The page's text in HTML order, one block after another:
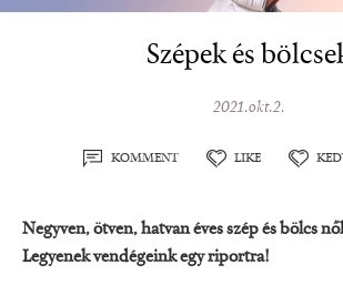
Szépek és
2021.okt.2.
KOMMENT LIKE
Negyven, ötven, hatvan éves szép és bölcs
Legyenek vendégeink egy riportra!